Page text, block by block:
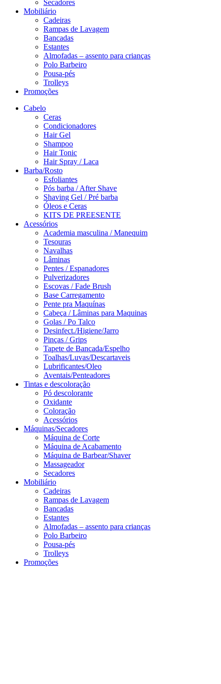
Secadores
Mobiliário
Cadeiras
Rampas de Lavagem
Bancadas
Estantes
Almofadas – assento para crianças
Polo Barbeiro
Pousa-pés
Trolleys
Promoções
Cabelo
Ceras
Condicionadores
Hair Gel
Shampoo
Hair Tonic
Hair Spray / Laca
Barba/Rosto
Esfoliantes
Pós barba / After Shave
Shaving Gel / Pré barba
Óleos e Ceras
KITS DE PREESENTE
Acessórios
Academia masculina / Manequim
Tesouras
Navalhas
Lâminas
Pentes / Espanadores
Pulverizadores
Escovas / Fade Brush
Base Carregamento
Pente pra Maquínas
Cabeça / Lâminas para Maquinas
Golas / Po Talco
Desinfect./Higiene/Jarro
Pinças / Grips
Tapete de Bancada/Espelho
Toalhas/Luvas/Descartaveis
Lubrificantes/Oleo
Aventais/Penteadores
Tintas e descoloração
Pó descolorante
Oxidante
Coloração
Acessórios
Máquinas/Secadores
Máquina de Corte
Máquina de Acabamento
Máquina de Barbear/Shaver
Massageador
Secadores
Mobiliário
Cadeiras
Rampas de Lavagem
Bancadas
Estantes
Almofadas – assento para crianças
Polo Barbeiro
Pousa-pés
Trolleys
Promoções